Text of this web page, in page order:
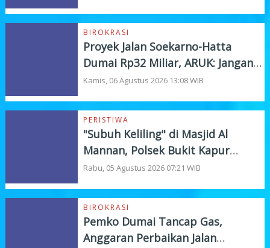
BIROKRASI
Proyek Jalan Soekarno-Hatta
Dumai Rp32 Miliar, ARUK: Jangan
Korbankan Kualitas Demi Kejar
Kamis, 06 Agustus 2026 13:08 WIB
PERISTIWA
"Subuh Keliling" di Masjid Al
Mannan, Polsek Bukit Kapur
Tampung Curhat Warga
Rabu, 05 Agustus 2026 07:21 WIB
BIROKRASI
Pemko Dumai Tancap Gas,
Anggaran Perbaikan Jalan